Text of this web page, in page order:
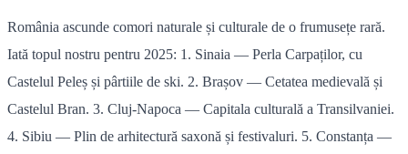
România ascunde comori naturale și culturale de o frumusețe rară.
Iată topul nostru pentru 2025: 1. Sinaia — Perla Carpaților, cu
Castelul Peleș și pârtiile de ski. 2. Brașov — Cetatea medievală și
Castelul Bran. 3. Cluj-Napoca — Capitala culturală a Transilvaniei.
4. Sibiu — Plin de arhitectură saxonă și festivaluri. 5. Constanța —